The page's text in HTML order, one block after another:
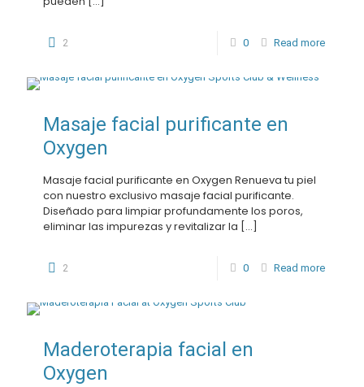
2 0 Read more
Masaje facial purificante en
Oxygen
Masaje facial purificante en Oxygen Renueva tu piel
con nuestro exclusivo masaje facial purificante.
Diseñado para limpiar profundamente los poros,
eliminar las impurezas y revitalizar la […]
2 0 Read more
Maderoterapia facial en
Oxygen